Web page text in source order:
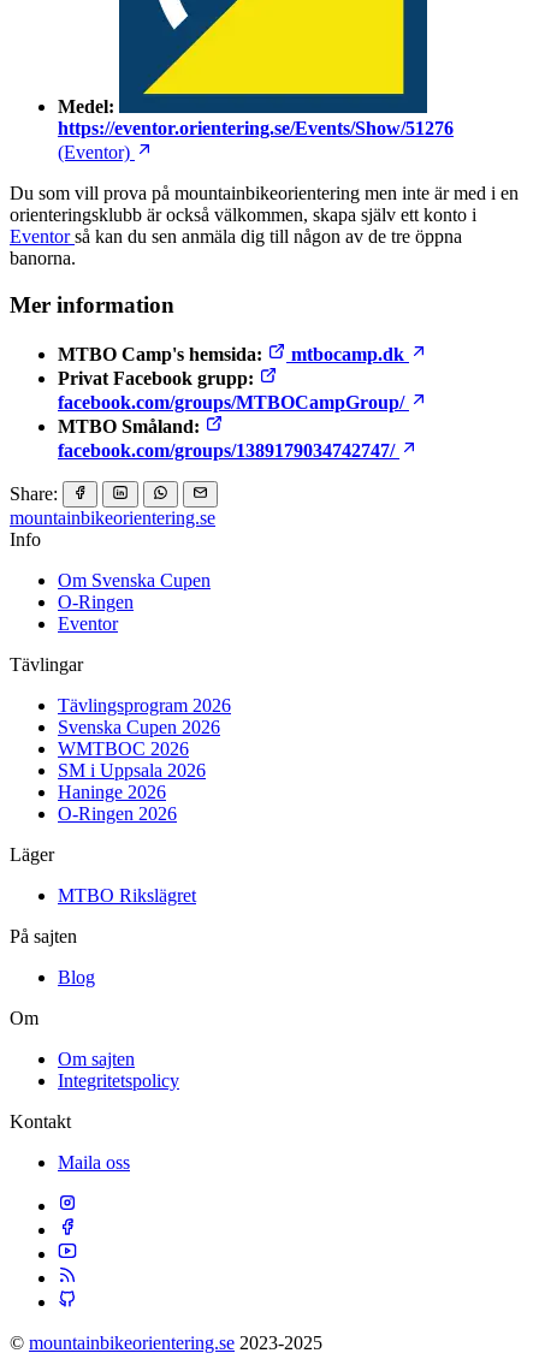
Medel:
https://eventor.orientering.se/Events/Show/51276
(Eventor)
Du som vill prova på mountainbikeorientering men inte är med i en
orienteringsklubb är också välkommen, skapa själv ett konto i
Eventorså kan du sen anmäla dig till någon av de tre öppna
banorna.
Mer information
MTBO Camp's hemsida:
mtbocamp.dk
Privat Facebook grupp:
facebook.com/groups/MTBOCampGroup/
MTBO Småland:
facebook.com/groups/1389179034742747/
Share:
mountainbikeorientering.se
Info
Om Svenska Cupen
O-Ringen
Eventor
Tävlingar
Tävlingsprogram 2026
Svenska Cupen 2026
WMTBOC 2026
SM i Uppsala 2026
Haninge 2026
O-Ringen 2026
Läger
MTBO Rikslägret
På sajten
Blog
Om
Om sajten
Integritetspolicy
Kontakt
Maila oss
© mountainbikeorientering.se 2023-2025